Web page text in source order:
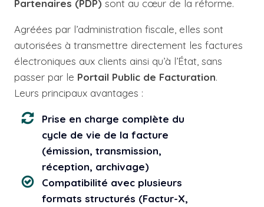
Partenaires (PDP) sont au cœur de la réforme.
Agréées par l’administration fiscale, elles sont
autorisées à transmettre directement les factures
électroniques aux clients ainsi qu’à l’État, sans
passer par le Portail Public de Facturation.
Leurs principaux avantages :
Prise en charge complète du
cycle de vie de la facture
(émission, transmission,
réception, archivage)
Compatibilité avec plusieurs
formats structurés (Factur-X,